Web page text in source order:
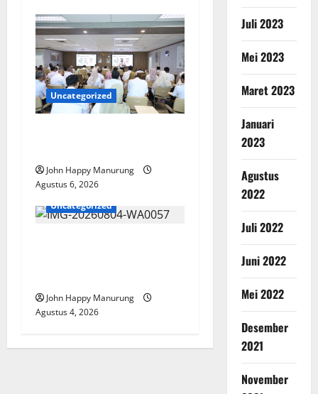
Uncategorized
John Happy Manurung
Agustus 6, 2026
Uncategorized
John Happy Manurung
Agustus 4, 2026
Juli 2023
Mei 2023
Maret 2023
Januari
2023
Agustus
2022
Juli 2022
Juni 2022
Mei 2022
Desember
2021
November